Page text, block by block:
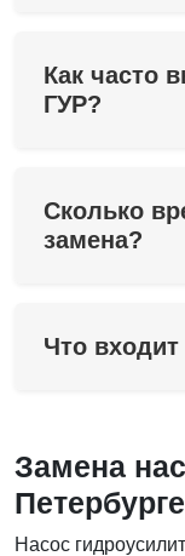
Как часто
ГУР?
Сколько
замена?
Что
Замена
Петербурге
Насос